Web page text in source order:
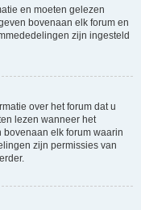
en moeten gelezen
bovenaan elk forum en
zijn ingesteld
over het forum dat u
lezen wanneer het
elk forum waarin
zijn permissies van